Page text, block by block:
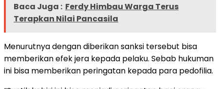
Baca Juga : Ferdy Himbau Warga Terus
Terapkan Nilai Pancasila
Menurutnya dengan diberikan sanksi tersebut bisa
memberikan efek jera kepada pelaku. Sebab hukuman
ini bisa memberikan peringatan kepada para pedofilia.